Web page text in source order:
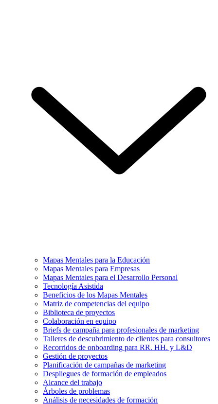
Mapas Mentales para la Educación
Mapas Mentales para Empresas
Mapas Mentales para el Desarrollo Personal
Tecnología Asistida
Beneficios de los Mapas Mentales
Matriz de competencias del equipo
Biblioteca de proyectos
Colaboración en equipo
Briefs de campaña para profesionales de marketing
Talleres de descubrimiento de clientes para consultores
Recorridos de onboarding para RR. HH. y L&D
Gestión de proyectos
Planificación de campañas de marketing
Despliegues de formación de empleados
Alcance del trabajo
Árboles de problemas
Análisis de necesidades de formación